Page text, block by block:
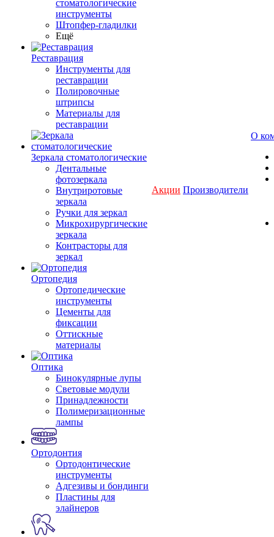
стоматологические
инструменты
Штопфер-гладилки
Ещё
Реставрация
Инструменты для
реставрации
Полировочные
штрипсы
Материалы для
реставрации
Зеркала стоматологические
Дентальные
фотозеркала
Внутриротовые
зеркала
Ручки для зеркал
Микрохирургические
зеркала
Контрасторы для
зеркал
Ортопедия
Ортопедические
инструменты
Цементы для
фиксации
Оттискные
материалы
Оптика
Бинокулярные лупы
Световые модули
Принадлежности
Полимеризационные
лампы
Ортодонтия
Ортодонтические
инструменты
Адгезивы и бондинги
Пластины для
элайнеров
Акции Производители
О